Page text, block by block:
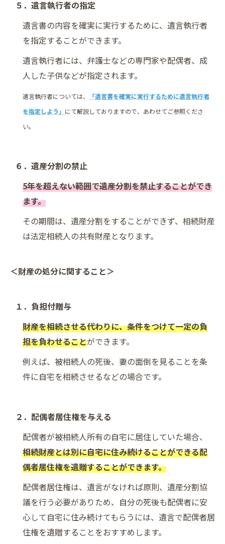
５．遺言執行者の指定
遺言書の内容を確実に実行するために、遺言執行者
を指定することができます。
遺言執行者には、弁護士などの専門家や配偶者、成
人した子供などが指定されます。
遺言執行者については、
「遺言書を確実に実行するために遺言執行者
を指定しよう」 にて解説しておりますので、あわせてご参照くださ
い。
６．遺産分割の禁止
5年を超えない範囲で遺産分割を禁止することができ
ます。
その期間は、遺産分割をすることができず、相続財産
は法定相続人の共有財産となります。
＜財産の処分に関すること＞
１．負担付贈与
財産を相続させる代わりに、条件をつけて一定の負
担を負わせることができます。
例えば、被相続人の死後、妻の面倒を見ることを条
件に自宅を相続させるなどの場合です。
２．配偶者居住権を与える
配偶者が被相続人所有の自宅に居住していた場合、
相続財産とは別に自宅に住み続けることができる配
偶者居住権を遺贈することができます。
配偶者居住権は、遺言がなければ原則、遺産分割協
議を行う必要がありため、自分の死後も配偶者に安
心して自宅に住み続けてもらうには、遺言で配偶者居
住権を遺贈することをおすすめします。